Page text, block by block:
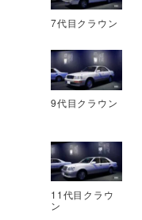
7代目クラウン
9代目クラウン
11代目クラウ
ン